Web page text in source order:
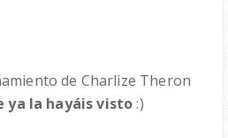
de Charlize Theron
ya la hayáis visto:)